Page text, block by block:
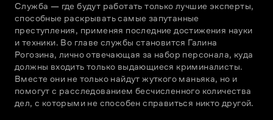
Служба — где будут работать только лучшие эксперты,
способные раскрывать самые запутанные
преступления, применяя последние достижения науки
и техники. Во главе службы становится Галина
Рогозина, лично отвечающая за набор персонала, куда
должны входить только выдающиеся криминалисты.
Вместе они не только найдут жуткого маньяка, но и
помогут с расследованием бесчисленного количества
дел, с которыми не способен справиться никто другой.